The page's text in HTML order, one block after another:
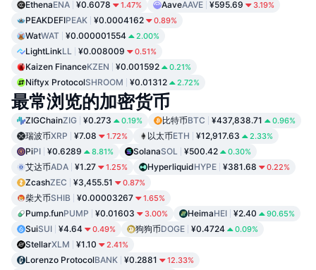
EthenaENA ¥0.6078 1.47% AaveAAVE ¥595.69 3.19%
PEAKDEFIPEAK ¥0.0004162 0.89%
WatWAT ¥0.000001554 2.00%
LightLinkLL ¥0.008009 0.51%
Kaizen FinanceKZEN ¥0.001592 0.21%
Niftyx ProtocolSHROOM ¥0.01312 2.72%
最常浏览的加密货币
ZIGChainZIG ¥0.273 0.19% 比特币BTC ¥437,838.71 0.96%
瑞波币XRP ¥7.08 1.72% 以太币ETH ¥12,917.63 2.33%
PiPI ¥0.6289 8.81% SolanaSOL ¥500.42 0.30%
艾达币ADA ¥1.27 1.25% HyperliquidHYPE ¥381.68 0.22%
ZcashZEC ¥3,455.51 0.87%
柴犬币SHIB ¥0.00003267 1.65%
Pump.funPUMP ¥0.01603 3.00% HeimaHEI ¥2.40 90.65%
SuiSUI ¥4.64 0.49% 狗狗币DOGE ¥0.4724 0.09%
StellarXLM ¥1.10 2.41%
Lorenzo ProtocolBANK ¥0.2881 12.33%